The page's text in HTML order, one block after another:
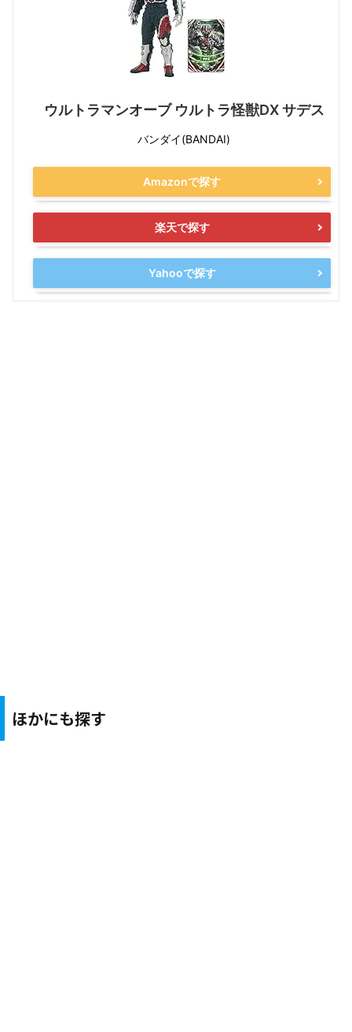
ウルトラマンオーブ ウルトラ怪獣DX サデス
バンダイ(BANDAI)
Amazonで探す
楽天で探す
Yahooで探す
ほかにも探す